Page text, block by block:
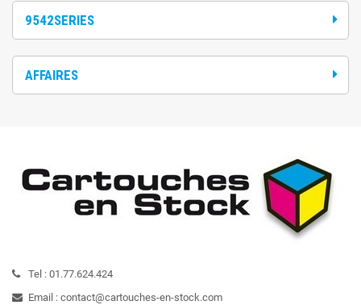
9542SERIES
AFFAIRES
Tel : 01.77.624.424
Email : contact@cartouches-en-stock.com